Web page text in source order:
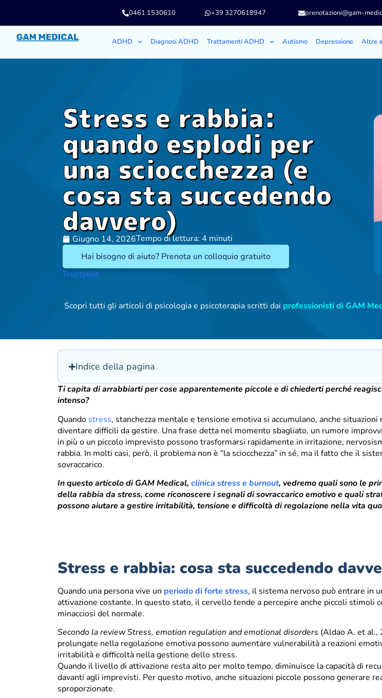
0461 1530610 +39 3270618947 prenotazioni@gam-
ADHD Diagnosi ADHD Trattamenti ADHD Autismo Depressione Altre
Stress e rabbia:
quando esplodi per
una sciocchezza (e
cosa sta succedendo
davvero)
Giugno 14, 2026Tempo di lettura: 4 minuti
Hai bisogno di aiuto? Prenota un colloquio gratuito
Trustpilot
Scopri tutti gli articoli di psicologia e psicoterapia scritti dai professionisti di GAM
Indice della pagina
Ti capita di arrabbiarti per cose apparentemente piccole e di chiederti perché
intenso?
Quando stress, stanchezza mentale e tensione emotiva si accumulano, anche
diventare difficili da gestire. Una frase detta nel momento sbagliato, un rumore
in più o un piccolo imprevisto possono trasformarsi rapidamente in irritazione,
rabbia. In molti casi, però, il problema non è “la sciocchezza” in sé, ma il fatto che il
sovraccarico.
In questo articolo di GAM Medical, clinica stress e burnout, vedremo quali sono le
della rabbia da stress, come riconoscere i segnali di sovraccarico emotivo e quali
possono aiutare a gestire irritabilità, tensione e difficoltà di regolazione nella vita
Stress e rabbia: cosa sta succedendo
Quando una persona vive un periodo di forte stress, il sistema nervoso può entrare in
attivazione costante. In questo stato, il cervello tende a percepire anche piccoli stimoli
minacciosi del normale.
Secondo la reviewStress, emotion regulation and emotional disorders (Aldao A. et
prolungate nella regolazione emotiva possono aumentare vulnerabilità a reazioni
irritabilità e difficoltà nella gestione dello stress.
Quando il livello di attivazione resta alto per molto tempo, diminuisce la capacità di
davanti agli imprevisti. Per questo motivo, anche situazioni piccole possono generare
sproporzionate.